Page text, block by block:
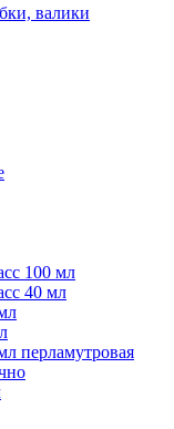
валики
100 мл
40 мл
перламутровая